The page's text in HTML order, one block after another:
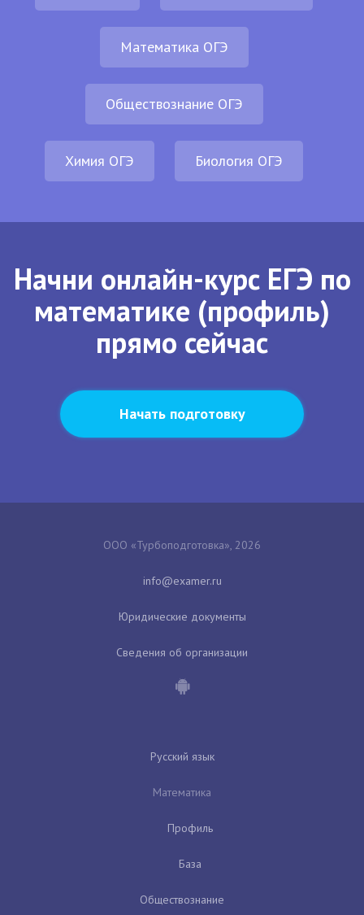
Математика ОГЭ
Обществознание ОГЭ
Химия ОГЭ Биология ОГЭ
Начни онлайн-курс ЕГЭ по
математике (профиль)
прямо сейчас
Начать подготовку
ООО «Турбоподготовка», 2026
Юридические документы
Сведения об организации
Русский язык
Математика
Профиль
База
Обществознание